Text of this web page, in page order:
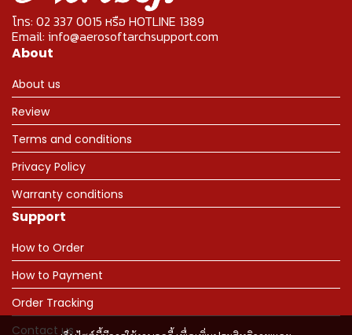
โทร: 02 337 0015 หรือ HOTLINE 1389
Email: info@aerosoftarchsupport.com
About
About us
Review
Terms and conditions
Privacy Policy
Warranty conditions
Support
How to Order
How to Payment
Order Tracking
Contact us